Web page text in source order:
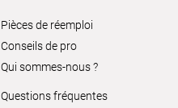
Pièces de réemploi
Conseils de pro
Qui sommes-nous ?
Questions fréquentes